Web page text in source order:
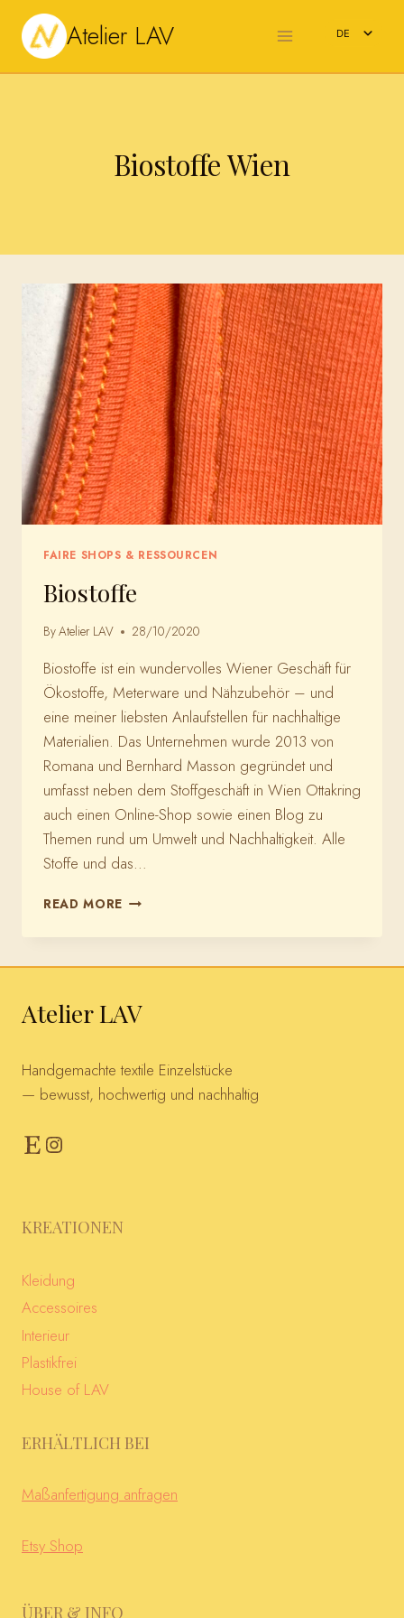
Inhalt
springen
Atelier LAV
DE
Biostoffe Wien
FAIRE SHOPS & RESSOURCEN
Biostoffe
ByAtelier LAV 28/10/2020
Biostoffe ist ein wundervolles Wiener Geschäft für
Ökostoffe, Meterware und Nähzubehör – und
eine meiner liebsten Anlaufstellen für nachhaltige
Materialien. Das Unternehmen wurde 2013 von
Romana und Bernhard Masson gegründet und
umfasst neben dem Stoffgeschäft in Wien Ottakring
auch einen Online-Shop sowie einen Blog zu
Themen rund um Umwelt und Nachhaltigkeit. Alle
Stoffe und das…
READ MORE BIOSTOFFE
Atelier LAV
Handgemachte textile Einzelstücke
— bewusst, hochwertig und nachhaltig
EtsyInstagram
KREATIONEN
Kleidung
Accessoires
Interieur
Plastikfrei
House of LAV
ERHÄLTLICH BEI
Maßanfertigung anfragen
Etsy Shop
ÜBER & INFO